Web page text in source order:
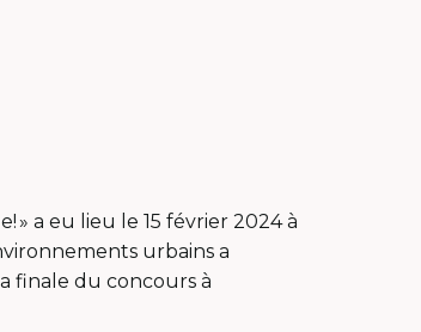
» a eu lieu le 15 février 2024 à
urbains a
finale du concours à